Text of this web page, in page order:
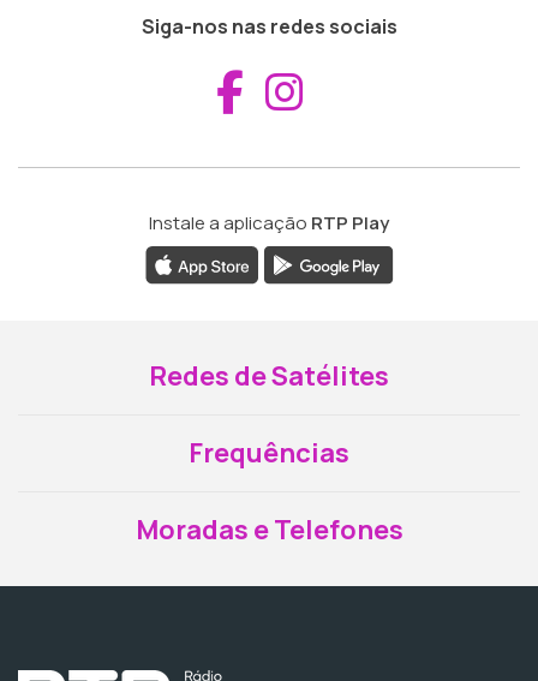
Siga-nos nas redes sociais
Aceder ao
Instale a aplicação RTP Play
Redes de Satélites
Frequências
Moradas e Telefones